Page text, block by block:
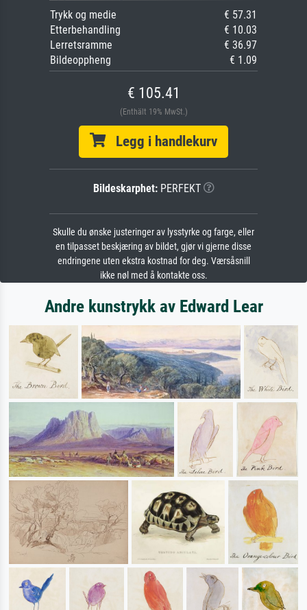
Trykk og medie
€ 57.31
Etterbehandling
€ 10.03
Lerretsramme
€ 36.97
Bildeoppheng
€ 1.09
€ 105.41
(Enthält 19% MwSt.)
Legg i handlekurv
Bildeskarphet:PERFEKT
Skulle du ønske justeringer av lysstyrke og farge, eller
en tilpasset beskjæring av bildet, gjør vi gjerne disse
endringene uten ekstra kostnad for deg. Værsåsnill
ikke nøl med å kontakte oss.
Andre kunstrykk av Edward Lear